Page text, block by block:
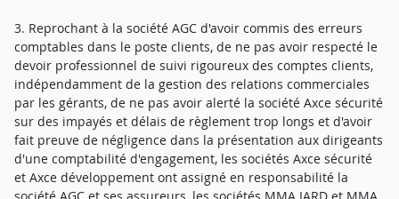
3. Reprochant à la société AGC d'avoir commis des erreurs
comptables dans le poste clients, de ne pas avoir respecté le
devoir professionnel de suivi rigoureux des comptes clients,
indépendamment de la gestion des relations commerciales
par les gérants, de ne pas avoir alerté la société Axce sécurité
sur des impayés et délais de règlement trop longs et d'avoir
fait preuve de négligence dans la présentation aux dirigeants
d'une comptabilité d'engagement, les sociétés Axce sécurité
et Axce développement ont assigné en responsabilité la